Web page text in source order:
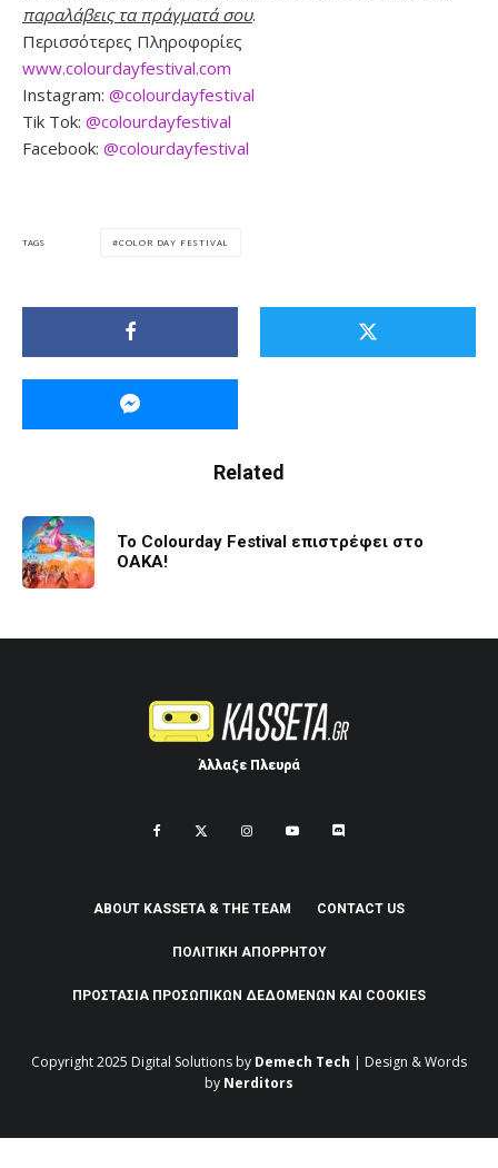
παραλάβεις τα πράγματά σου.
Περισσότερες Πληροφορίες
www.colourdayfestival.com
Instagram: @colourdayfestival
Tik Tok: @colourdayfestival
Facebook: @colourdayfestival
TAGS COLOR DAY FESTIVAL
Related
Το Colourday Festival επιστρέφει στο
ΟΑΚΑ!
Άλλαξε Πλευρά
ABOUT KASSETA & THE TEAM CONTACT US
ΠΟΛΙΤΙΚΉ ΑΠΟΡΡΉΤΟΥ
ΠΡΟΣΤΑΣΊΑ ΠΡΟΣΩΠΙΚΏΝ ΔΕΔΟΜΈΝΩΝ ΚΑΙ COOKIES
Copyright 2025 Digital Solutions by Demech Tech | Design & Words
by Nerditors